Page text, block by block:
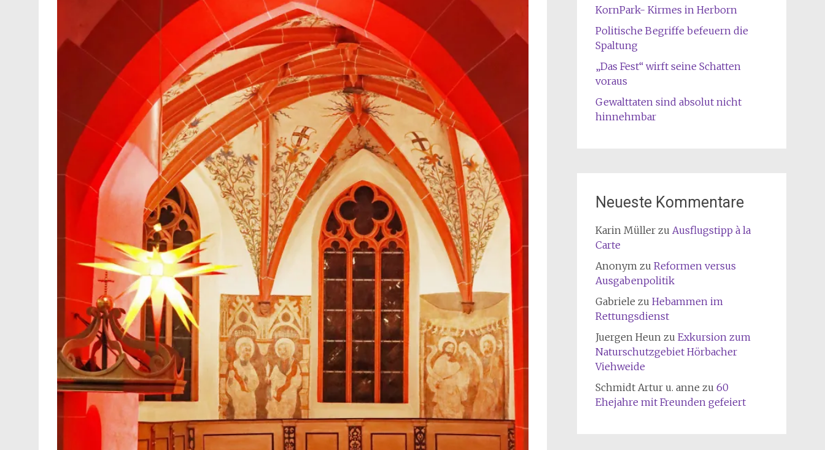
KornPark- Kirmes in Herborn
Politische Begriffe befeuern die
Spaltung
„Das Fest“ wirft seine Schatten
voraus
Gewalttaten sind absolut nicht
hinnehmbar
Neueste Kommentare
Karin Müllerzu Ausflugstipp à la
Carte
Anonymzu Reformen versus
Ausgabenpolitik
Gabriele zu Hebammen im
Rettungsdienst
Juergen Heunzu Exkursion zum
Naturschutzgebiet Hörbacher
Viehweide
Schmidt Artur u. anne zu 60
Ehejahre mit Freunden gefeiert